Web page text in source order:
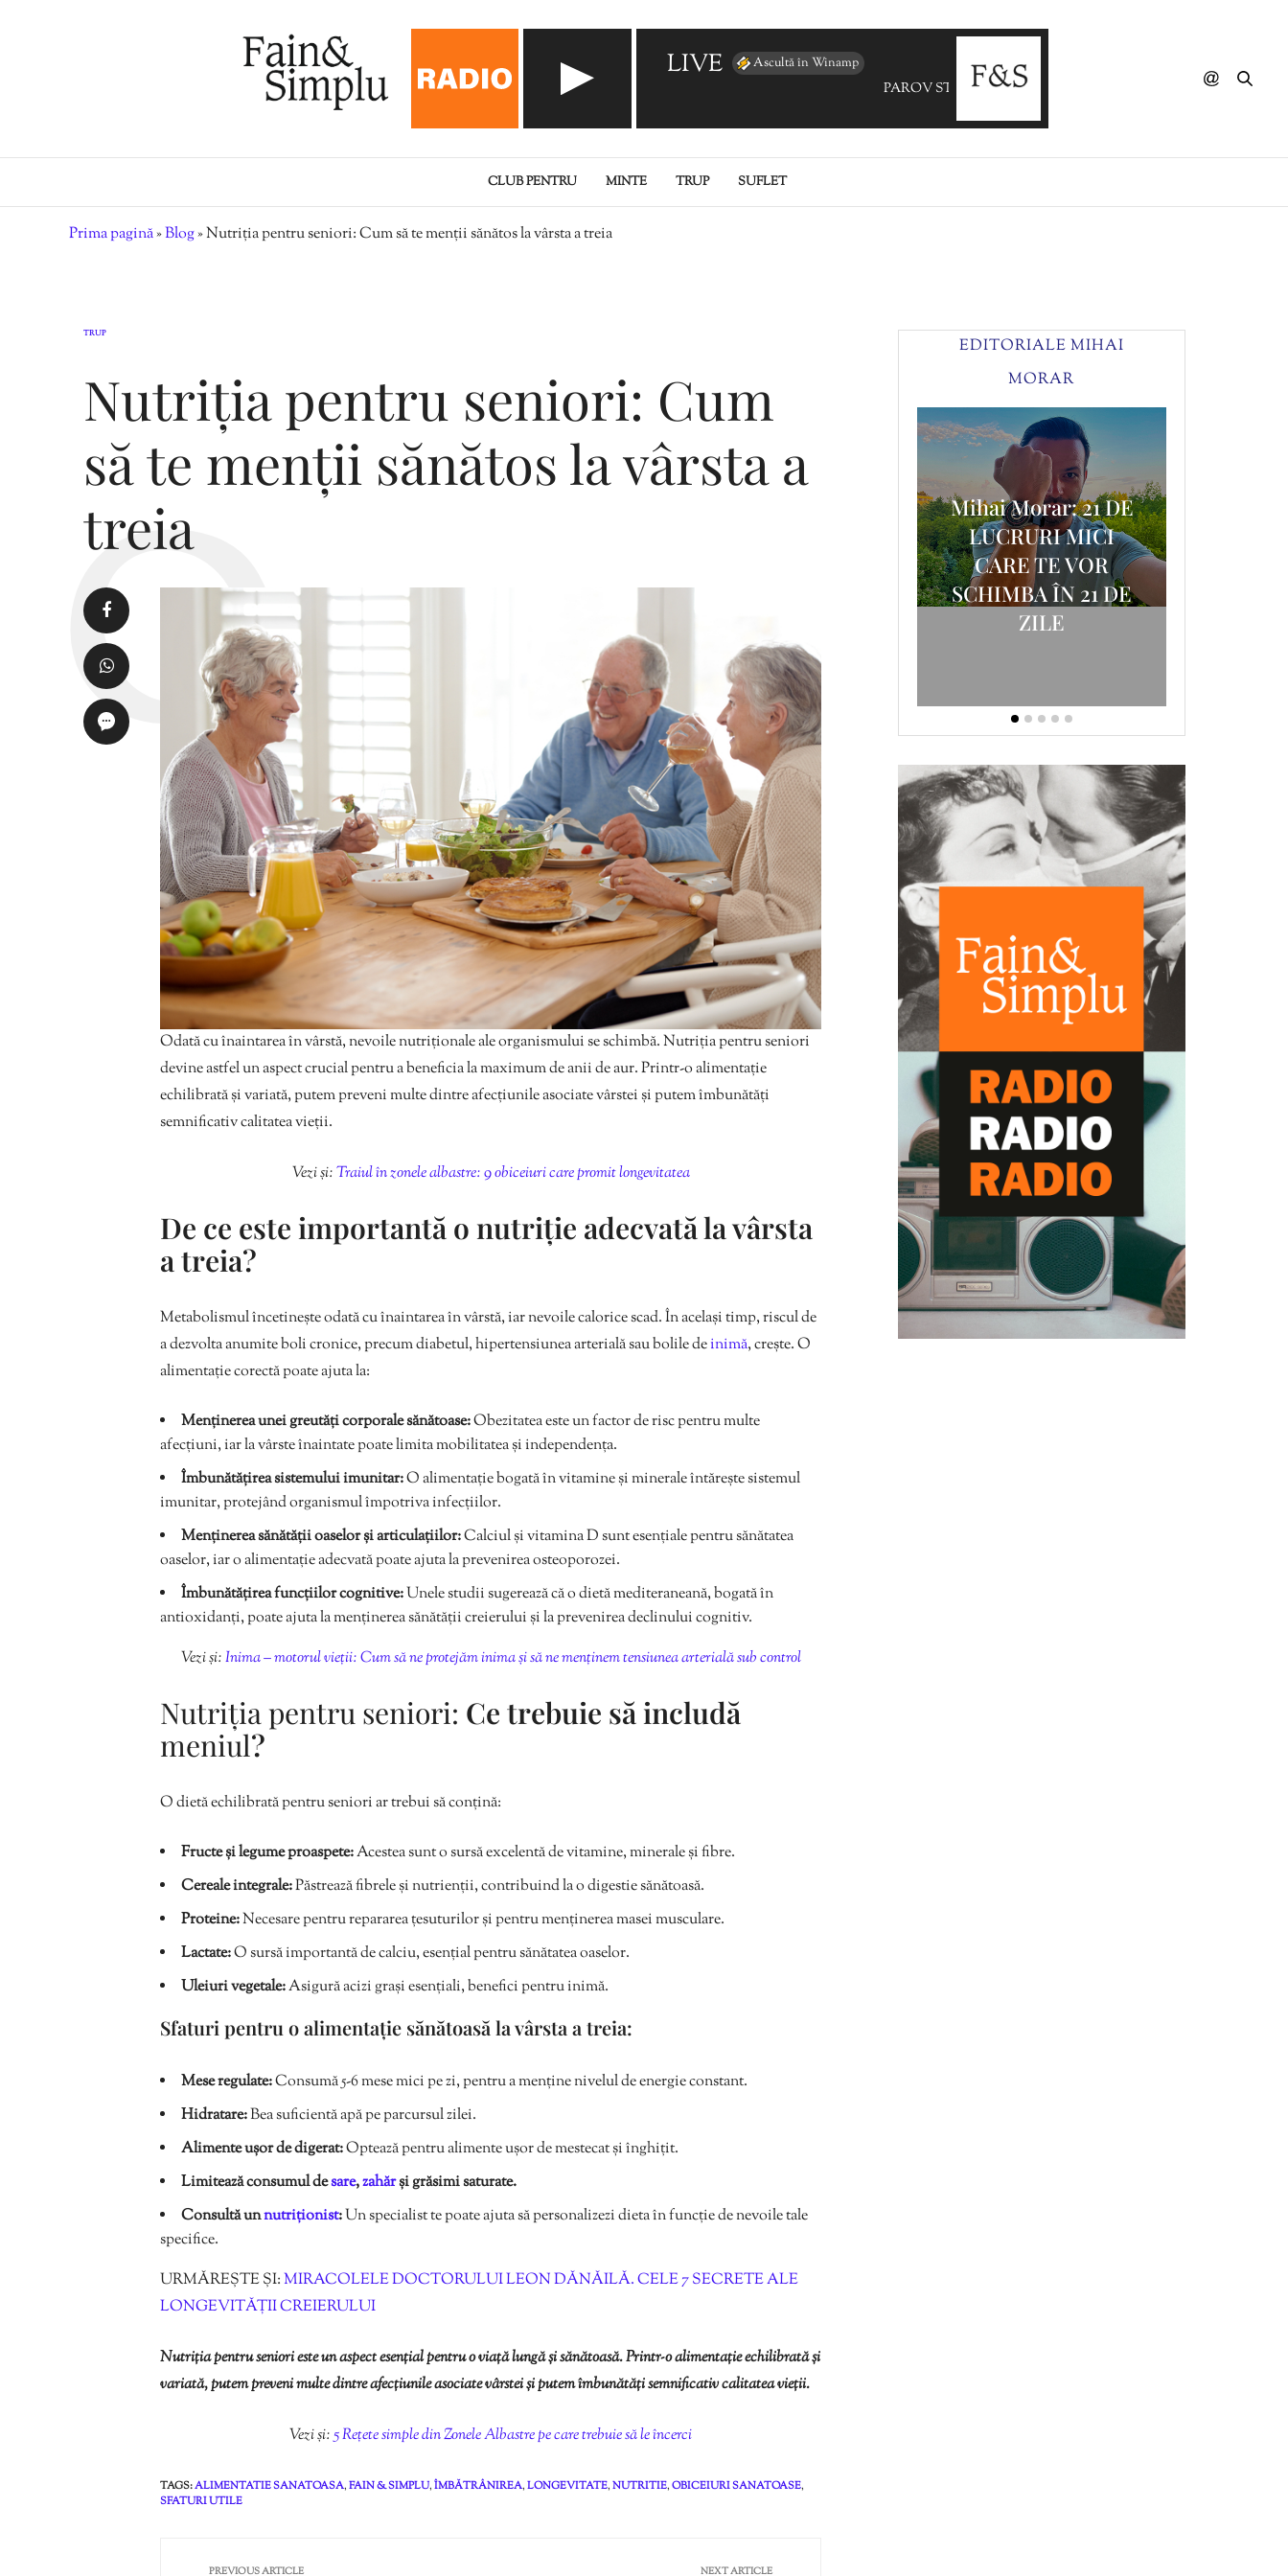
LIVE Ascultă în Winamp
PAROV STELAR - Silent Shuffle (JERRY DI MONZA)
CLUB PENTRU MINTE TRUP SUFLET
Prima pagină»Blog»Nutriția pentru seniori: Cum să te menții sănătos la vârsta a treia
TRUP
Nutriția pentru seniori: Cum
să te menții sănătos la vârsta a
treia
Odată cu înaintarea în vârstă, nevoile nutriționale ale organismului se schimbă. Nutriția pentru seniori
devine astfel un aspect crucial pentru a beneficia la maximum de anii de aur. Printr-o alimentație
echilibrată și variată, putem preveni multe dintre afecțiunile asociate vârstei și putem îmbunătăți
semnificativ calitatea vieții.
Vezi și:Traiul în zonele albastre: 9 obiceiuri care promit longevitatea
De ce este importantă o nutriție adecvată la vârsta
a treia?
Metabolismul încetinește odată cu înaintarea în vârstă, iar nevoile calorice scad. În același timp, riscul de
a dezvolta anumite boli cronice, precum diabetul, hipertensiunea arterială sau bolile deinimă, crește. O
alimentație corectă poate ajuta la:
Menținerea unei greutăți corporale sănătoase:Obezitatea este un factor de risc pentru multe
afecțiuni, iar la vârste înaintate poate limita mobilitatea și independența.
Îmbunătățirea sistemului imunitar:O alimentație bogată în vitamine și minerale întărește sistemul
imunitar, protejând organismul împotriva infecțiilor.
Menținerea sănătății oaselor și articulațiilor:Calciul și vitamina D sunt esențiale pentru sănătatea
oaselor, iar o alimentație adecvată poate ajuta la prevenirea osteoporozei.
Îmbunătățirea funcțiilor cognitive:Unele studii sugerează că o dietă mediteraneană, bogată în
antioxidanți, poate ajuta la menținerea sănătății creierului și la prevenirea declinului cognitiv.
Vezi și:Inima – motorul vieții: Cum să ne protejăm inima și să ne menținem tensiunea arterială sub control
Nutriția pentru seniori: Ce trebuie să includă
meniul?
O dietă echilibrată pentru seniori ar trebui să conțină:
Fructe și legume proaspete:Acestea sunt o sursă excelentă de vitamine, minerale și fibre.
Cereale integrale:Păstrează fibrele și nutrienții, contribuind la o digestie sănătoasă.
Proteine:Necesare pentru repararea țesuturilor și pentru menținerea masei musculare.
Lactate:O sursă importantă de calciu, esențial pentru sănătatea oaselor.
Uleiuri vegetale:Asigură acizi grași esențiali, benefici pentru inimă.
Sfaturi pentru o alimentație sănătoasă la vârsta a treia:
Mese regulate:Consumă 5-6 mese mici pe zi, pentru a menține nivelul de energie constant.
Hidratare:Bea suficientă apă pe parcursul zilei.
Alimente ușor de digerat:Optează pentru alimente ușor de mestecat și înghițit.
Limitează consumul desare,zahărși grăsimi saturate.
Consultă unnutriționist:Un specialist te poate ajuta să personalizezi dieta în funcție de nevoile tale
specifice.
URMĂREȘTE ȘI:MIRACOLELE DOCTORULUI LEON DĂNĂILĂ. CELE 7 SECRETE ALE
LONGEVITĂȚII CREIERULUI
Nutriția pentru seniori este un aspect esențial pentru o viață lungă și sănătoasă. Printr-o alimentație echilibrată și
variată, putem preveni multe dintre afecțiunile asociate vârstei și putem îmbunătăți semnificativ calitatea vieții.
Vezi și:5 Rețete simple din Zonele Albastre pe care trebuie să le încerci
TAGS:ALIMENTATIE SANATOASA,FAIN & SIMPLU,ÎMBĂTRÂNIREA,LONGEVITATE,NUTRITIE,OBICEIURI SANATOASE,
SFATURI UTILE
PREVIOUS ARTICLE NEXT ARTICLE
EDITORIALE MIHAI
MORAR
Mihai Morar: 21 DE
LUCRURI MICI
CARE TE VOR
SCHIMBA ÎN 21 DE
ZILE